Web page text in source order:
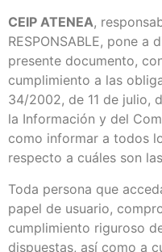
CEIP ATENEA,
RESPONSABLE, pone a
presente documento,
cumplimiento a las
34/2002, de 11 de julio,
la Información y del
como informar a todos
respecto a cuáles son
Toda persona que
papel de usuario,
cumplimiento riguroso
dispuestas, así como a